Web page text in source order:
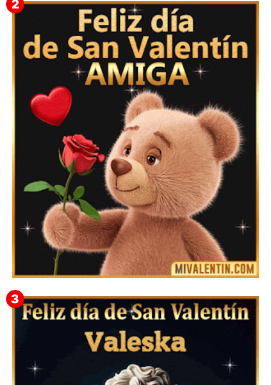
🎁 Imágenes Gif Personalizadas con Nombres para
San Valentín 2026 💘